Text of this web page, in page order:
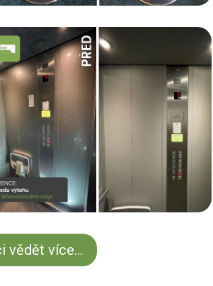
Wellness Hotel Step
Polep zdí a nábytku
Chci vědět více...
vědět více...